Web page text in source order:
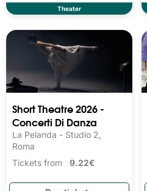
Theater
Short Theatre 2026 -
Concerti Di Danza
La Pelanda - Studio 2,
Roma
Tickets from 9.22€